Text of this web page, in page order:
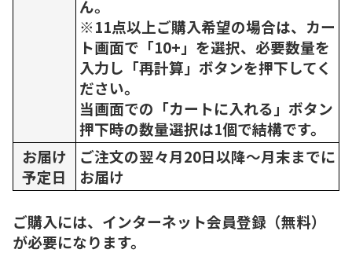
ん。
※11点以上ご購入希望の場合は、カー
ト画面で「10+」を選択、必要数量を
入力し「再計算」ボタンを押下してく
ださい。
当画面での「カートに入れる」ボタン
押下時の数量選択は1個で結構です。
お届け
予定日
ご注文の翌々月20日以降～月末までに
お届け
ご購入には、インターネット会員登録（無料）
が必要になります。